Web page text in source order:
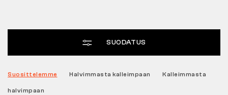
Vapaa-ajan kengät
Tactical
SUODATUS
Suosittelemme Halvimmasta kalleimpaan Kalleimmasta
halvimpaan